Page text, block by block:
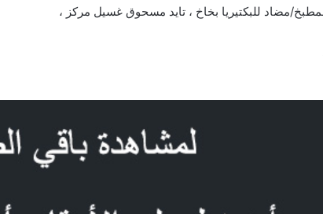
مضاد للبكتيريا بخاخ ، تايد مسحوق غسيل مركز ،